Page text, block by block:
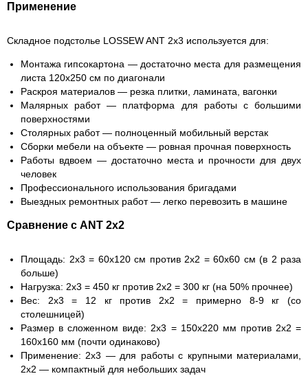
Применение
Складное подстолье LOSSEW ANT 2x3 используется для:
Монтажа гипсокартона — достаточно места для размещения
листа 120x250 см по диагонали
Раскроя материалов — резка плитки, ламината, вагонки
Малярных работ — платформа для работы с большими
поверхностями
Столярных работ — полноценный мобильный верстак
Сборки мебели на объекте — ровная прочная поверхность
Работы вдвоем — достаточно места и прочности для двух
человек
Профессионального использования бригадами
Выездных ремонтных работ — легко перевозить в машине
Сравнение с ANT 2x2
Площадь: 2x3 = 60x120 см против 2x2 = 60x60 см (в 2 раза
больше)
Нагрузка: 2x3 = 450 кг против 2x2 = 300 кг (на 50% прочнее)
Вес: 2x3 = 12 кг против 2x2 = примерно 8-9 кг (со
столешницей)
Размер в сложенном виде: 2x3 = 150x220 мм против 2x2 =
160x160 мм (почти одинаково)
Применение: 2x3 — для работы с крупными материалами,
2x2 — компактный для небольших задач